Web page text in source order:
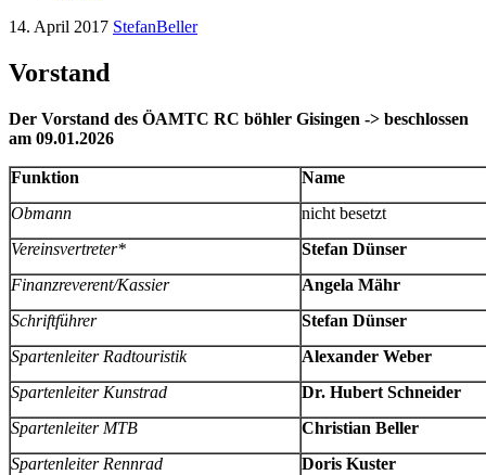
14. April 2017 StefanBeller
Vorstand
Der Vorstand des ÖAMTC RC böhler Gisingen -> beschlossen
am 09.01.2026
Funktion
Name
Obmann
nicht besetzt
Vereinsvertreter*
Stefan Dünser
Finanzreverent/Kassier
Angela Mähr
Schriftführer
Stefan Dünser
Spartenleiter Radtouristik
Alexander Weber
Spartenleiter Kunstrad
Dr. Hubert Schneider
Spartenleiter MTB
Christian Beller
Spartenleiter Rennrad
Doris Kuster